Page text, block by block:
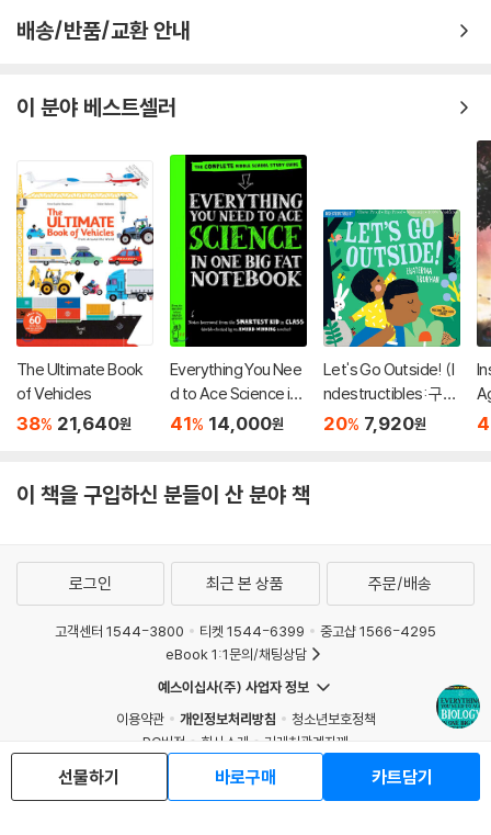
배송/반품/교환 안내
이 분야 베스트셀러
The Ultimate Book
of Vehicles
38% 21,640원
Everything You Nee
d to Ace Science in
One Big Fat Notebo
41% 14,000원
Let's Go Outside! (I
ndestructibles: 구강
기 아이를 위한 츄잉북
20% 7,920원
이 책을 구입하신 분들이 산 분야 책
선물하기 바로구매 카트담기
로그인 최근 본 상품 주문/배송
고객센터 1544-3800 티켓 1544-6399
중고샵 1566-4295
eBook 1:1문의/채팅상담
예스이십사(주) 사업자 정보
이용약관
개인정보처리방침
청소년보호정책
PC버전
회사소개
거래처관계자께